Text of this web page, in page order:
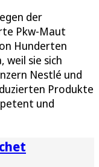
der
Pkw-Maut
Hunderten
weil sie sich
Nestlé und
Produkte
und